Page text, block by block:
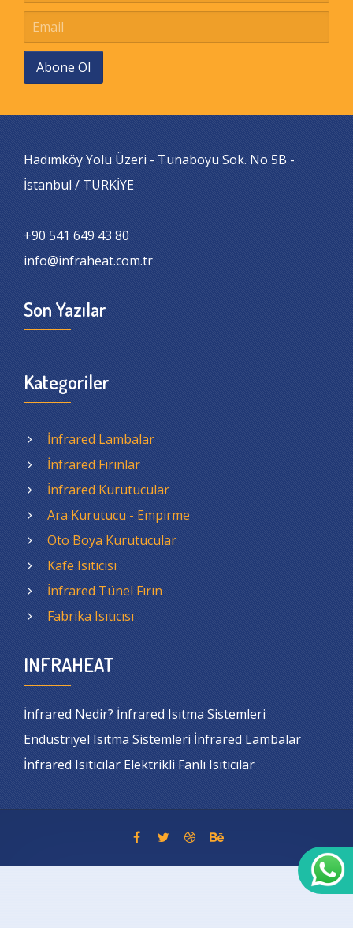
Abone Ol
Hadımköy Yolu Üzeri - Tunaboyu Sok. No 5B -
İstanbul / TÜRKİYE
+90 541 649 43 80
info@infraheat.com.tr
Son Yazılar
Kategoriler
İnfrared Lambalar
İnfrared Fırınlar
İnfrared Kurutucular
Ara Kurutucu - Empirme
Oto Boya Kurutucular
Kafe Isıtıcısı
İnfrared Tünel Fırın
Fabrika Isıtıcısı
INFRAHEAT
İnfrared Nedir? İnfrared Isıtma Sistemleri
Endüstriyel Isıtma Sistemleri İnfrared Lambalar
İnfrared Isıtıcılar Elektrikli Fanlı Isıtıcılar